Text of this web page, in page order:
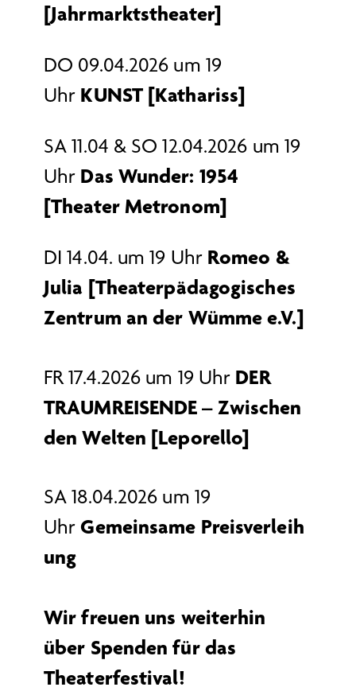
[Jahrmarktstheater]
DO 09.04.2026 um 19
Uhr KUNST [Kathariss]
SA 11.04 & SO 12.04.2026 um 19
Uhr Das Wunder: 1954
[Theater Metronom]
DI 14.04. um 19 Uhr Romeo &
Julia [Theaterpädagogisches
Zentrum an der Wümme e.V.]
FR 17.4.2026 um 19 Uhr DER
TRAUMREISENDE – Zwischen
den Welten [Leporello]
SA 18.04.2026 um 19
UhrGemeinsame Preisverleih
ung
Wir freuen uns weiterhin
über Spenden für das
Theaterfestival!